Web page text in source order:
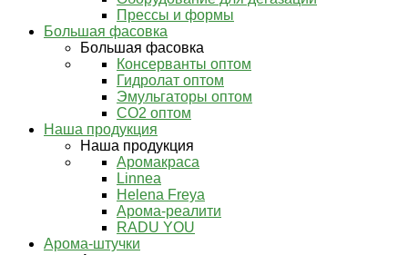
Прессы и формы
Большая фасовка
Большая фасовка
Консерванты оптом
Гидролат оптом
Эмульгаторы оптом
СО2 оптом
Наша продукция
Наша продукция
Аромакраса
Linnea
Helena Freya
Арома-реалити
RADU YOU
Арома-штучки